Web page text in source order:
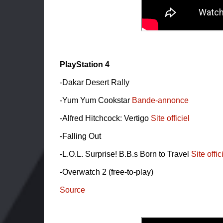
PlayStation 4
-Dakar Desert Rally
-Yum Yum Cookstar Bande-annonce
-Alfred Hitchcock: Vertigo Site officiel
-Falling Out
-L.O.L. Surprise! B.B.s Born to Travel Site
-Overwatch 2 (free-to-play)
Source